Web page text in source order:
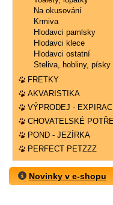
Na okusování
Krmiva
Hlodavci pamlsky
Hlodavci klece
Hlodavci ostatní
Steliva, hobliny, písky
FRETKY
AKVARISTIKA
VÝPRODEJ -
CHOVATELSKÉ
POND - JEZÍRKA
PERFECT PETZZZ
Novinky v e-shopu